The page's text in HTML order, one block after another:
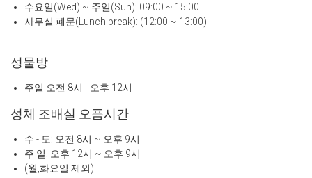
수요일(Wed) ~ 주일(Sun): 09:00 ~ 15:00
사무실 폐문(Lunch break): (12:00 ~ 13:00)
성물방
주일 오전 8시 - 오후 12시
성체 조배실 오픔시간
수 - 토: 오전 8시 ~ 오후 9시
주 일: 오후 12시 ~ 오후 9시
(월,화요일 제외)